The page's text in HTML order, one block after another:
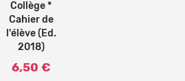
Collège *
Cahier de
l'élève (Ed.
2018)
6,50 €